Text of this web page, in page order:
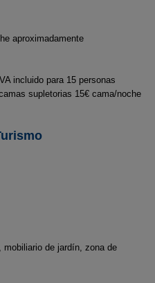
aproximadamente
incluido para 15 personas
supletorias 15€ cama/noche
mobiliario de jardín, zona de